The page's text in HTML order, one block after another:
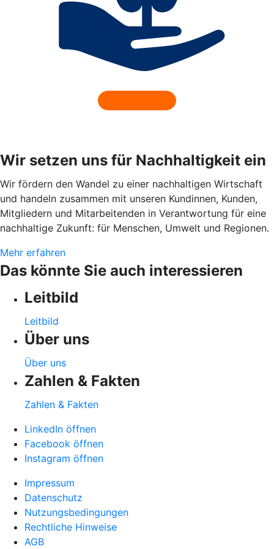
Wir setzen uns für Nachhaltigkeit ein
Wir fördern den Wandel zu einer nachhaltigen Wirtschaft
und handeln zusammen mit unseren Kundinnen, Kunden,
Mitgliedern und Mitarbeitenden in Verantwortung für eine
nachhaltige Zukunft: für Menschen, Umwelt und Regionen.
Mehr erfahren
Das könnte Sie auch interessieren
Leitbild
Leitbild
Über uns
Über uns
Zahlen & Fakten
Zahlen & Fakten
LinkedIn öffnen
Facebook öffnen
Instagram öffnen
Impressum
Datenschutz
Nutzungsbedingungen
Rechtliche Hinweise
AGB